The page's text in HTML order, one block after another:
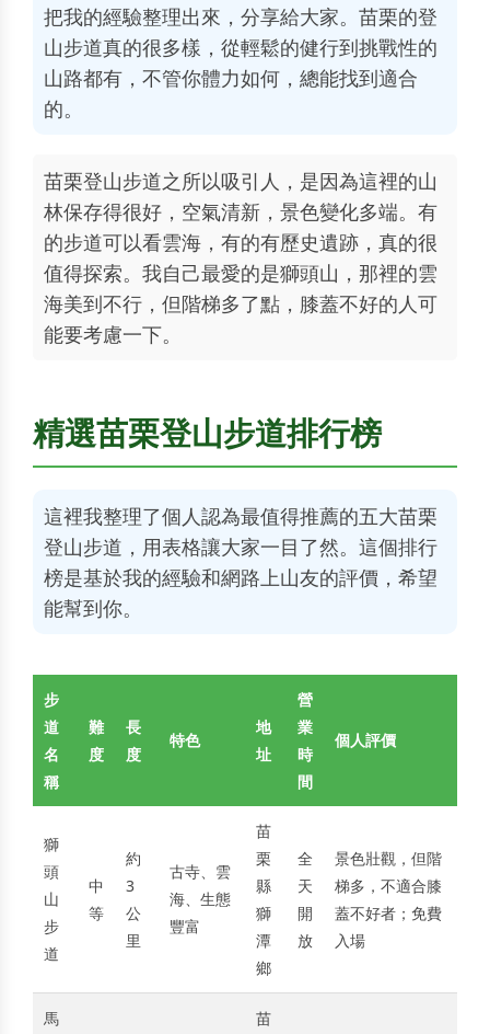
把我的經驗整理出來，分享給大家。苗栗的登
山步道真的很多樣，從輕鬆的健行到挑戰性的
山路都有，不管你體力如何，總能找到適合
的。
苗栗登山步道之所以吸引人，是因為這裡的山
林保存得很好，空氣清新，景色變化多端。有
的步道可以看雲海，有的有歷史遺跡，真的很
值得探索。我自己最愛的是獅頭山，那裡的雲
海美到不行，但階梯多了點，膝蓋不好的人可
能要考慮一下。
精選苗栗登山步道排行榜
這裡我整理了個人認為最值得推薦的五大苗栗
登山步道，用表格讓大家一目了然。這個排行
榜是基於我的經驗和網路上山友的評價，希望
能幫到你。
步
道
名
稱
難
度
長
度
特色
地
址
營
業
時
間
個人評價
獅
頭
山
步
道
中
等
約
3
公
里
古寺、雲
海、生態
豐富
苗
栗
縣
獅
潭
鄉
全
天
開
放
景色壯觀，但階
梯多，不適合膝
蓋不好者；免費
入場
馬
苗